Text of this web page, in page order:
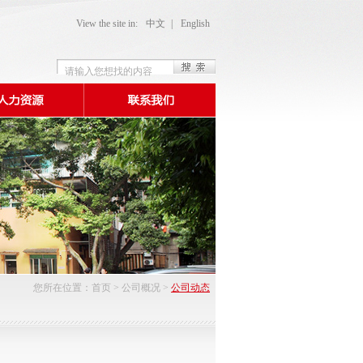
View the site in: 中文 English
您所在位置： 首页 > 公司概况 > 公司动态